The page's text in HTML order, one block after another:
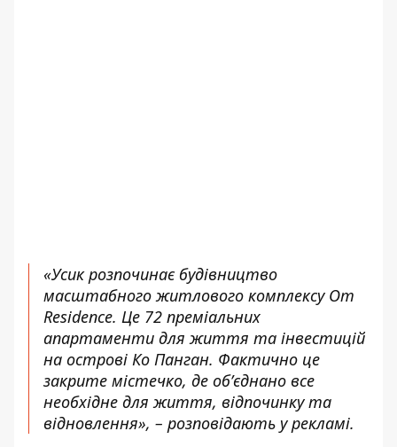
«Усик розпочинає будівництво
масштабного житлового комплексу Om
Residence. Це 72 преміальних
апартаменти для життя та інвестицій
на острові Ко Панган. Фактично це
закрите містечко, де обʼєднано все
необхідне для життя, відпочинку та
відновлення», – розповідають у рекламі.